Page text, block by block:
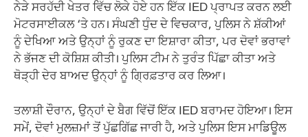
ਨੇੜੇ ਸਰਹੱਦੀ ਖੇਤਰ ਵਿੱਚ ਲੋਕੇ ਹੋਏ ਹਨ ਇੱਕ IED ਪ੍ਰਾਪਤ ਕਰਨ ਲਈ
ਮੋਟਰਸਾਈਕਲ ‘ਤੇ ਹਨ। ਸੰਘਣੀ ਧੁੰਦ ਦੇ ਵਿਚਕਾਰ, ਪੁਲਿਸ ਨੇ ਸ਼ੱਕੀਆਂ
ਨੂੰ ਦੇਖਿਆ ਅਤੇ ਉਨ੍ਹਾਂ ਨੂੰ ਰੁਕਣ ਦਾ ਇਸ਼ਾਰਾ ਕੀਤਾ, ਪਰ ਦੋਵਾਂ ਭਰਾਵਾਂ
ਨੇ ਭੱਜਣ ਦੀ ਕੋਸ਼ਿਸ਼ ਕੀਤੀ। ਪੁਲਿਸ ਟੀਮ ਨੇ ਤੁਰੰਤ ਪਿੱਛਾ ਕੀਤਾ ਅਤੇ
ਥੋੜ੍ਹੀ ਦੇਰ ਬਾਅਦ ਉਨ੍ਹਾਂ ਨੂੰ ਗ੍ਰਿਫ਼ਤਾਰ ਕਰ ਲਿਆ।
ਤਲਾਸ਼ੀ ਦੌਰਾਨ, ਉਨ੍ਹਾਂ ਦੇ ਬੈਗ ਵਿੱਚੋਂ ਇੱਕ IED ਬਰਾਮਦ ਹੋਇਆ। ਇਸ
ਸਮੇਂ, ਦੋਵਾਂ ਮੁਲਜ਼ਮਾਂ ਤੋਂ ਪੁੱਛਗਿੱਛ ਜਾਰੀ ਹੈ, ਅਤੇ ਪੁਲਿਸ ਇਸ ਮਾਡਿਊਲ